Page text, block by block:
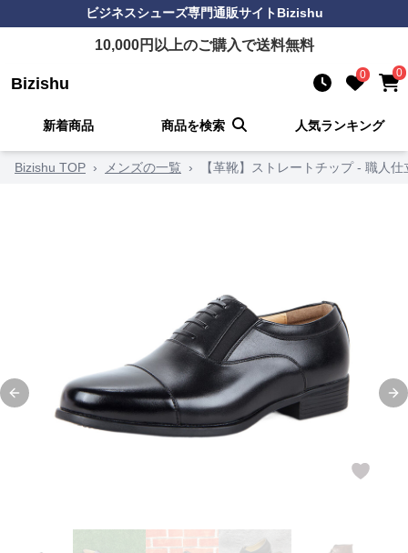
ビジネスシューズ専門通販サイトBizishu
10,000円以上のご購入で送料無料
Bizishu 0 0
新着商品 商品を検索 人気ランキング
Bizishu TOP › メンズの一覧 › 【革靴】ストレートチップ - 職人
Previous slide